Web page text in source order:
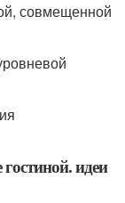
совмещенной
идеи